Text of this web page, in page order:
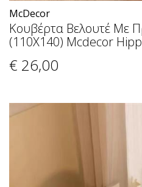
McDecor
Κουβέρτα Βελουτέ Με
(110X140) Mcdecor
€ 26,00